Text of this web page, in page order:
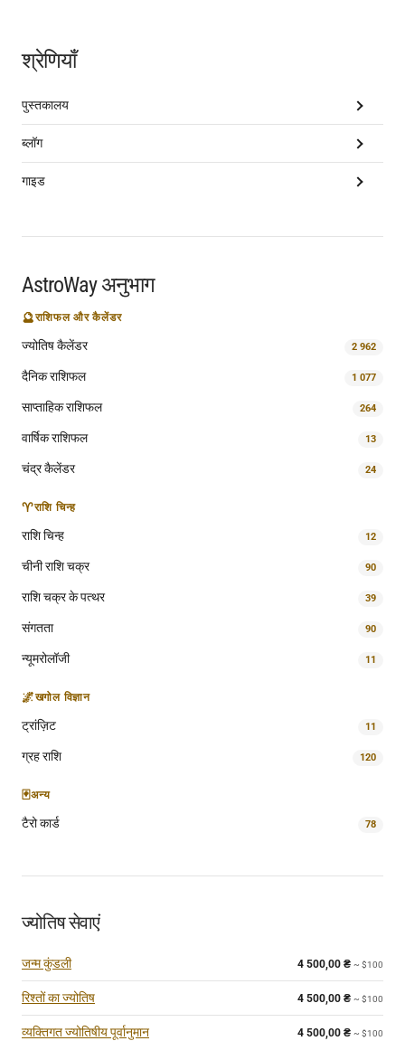
श्रेणियाँ
पुस्तकालय
ब्लॉग
गाइड
AstroWay अनुभाग
🔮राशिफल और कैलेंडर
ज्योतिष कैलेंडर 2 962
दैनिक राशिफल 1 077
साप्ताहिक राशिफल 264
वार्षिक राशिफल 13
चंद्र कैलेंडर 24
♈राशि चिन्ह
राशि चिन्ह 12
चीनी राशि चक्र 90
राशि चक्र के पत्थर 39
संगतता 90
न्यूमरोलॉजी 11
🌌खगोल विज्ञान
ट्रांज़िट 11
ग्रह राशि 120
🃏अन्य
टैरो कार्ड 78
ज्योतिष सेवाएं
जन्म कुंडली 4 500,00 ₴ ~ $100
रिश्तों का ज्योतिष 4 500,00 ₴ ~ $100
व्यक्तिगत ज्योतिषीय पूर्वानुमान 4 500,00 ₴ ~ $100